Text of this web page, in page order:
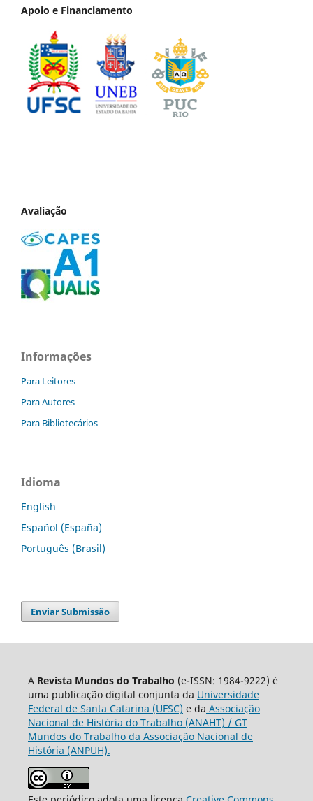
Apoio e Financiamento
Avaliação
Informações
Para Leitores
Para Autores
Para Bibliotecários
Idioma
English
Español (España)
Português (Brasil)
Enviar Submissão
A Revista Mundos do Trabalho (e-ISSN: 1984-9222) é
uma publicação digital conjunta da Universidade
Federal de Santa Catarina (UFSC) e da Associação
Nacional de História do Trabalho (ANAHT) / GT
Mundos do Trabalho da Associação Nacional de
História (ANPUH).